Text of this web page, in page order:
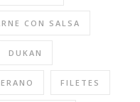
CON SALSA
DUKAN
FILETES